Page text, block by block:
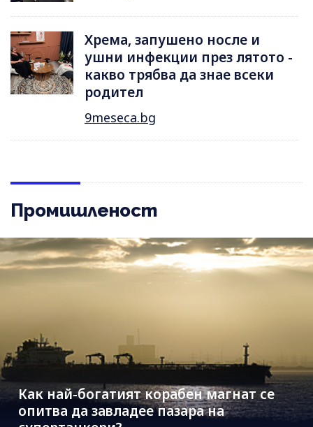
Хрема, запушено носле и
ушни инфекции през лятотo -
какво трябва да знае всеки
родител
9meseca.bg
Промишленост
Как най-богатият корабен магнат се
опитва да завладее пазара на